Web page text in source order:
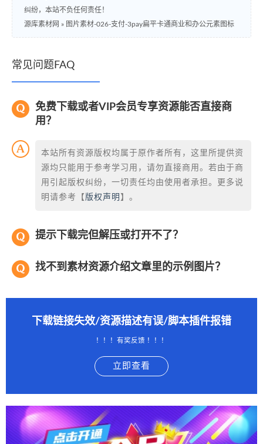
纠纷，本站不负任何责任！
源库素材网 » 图片素材-026-支付-3pay扁平卡通商业和办公元素图标
常见问题FAQ
免费下载或者VIP会员专享资源能否直接商
用？
本站所有资源版权均属于原作者所有，这里所提供资
源均只能用于参考学习用，请勿直接商用。若由于商
用引起版权纠纷，一切责任均由使用者承担。更多说
明请参考【 版权声明 】。
提示下载完但解压或打开不了？
找不到素材资源介绍文章里的示例图片？
下载链接失效/资源描述有误/脚本插件报错
！！！有奖反馈 ！！！
立即查看